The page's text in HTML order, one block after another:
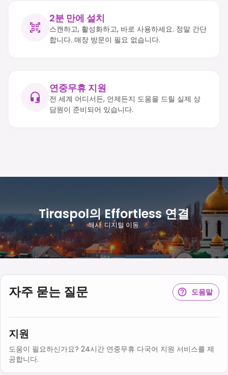
2분 만에 설치
스캔하고, 활성화하고, 바로 사용하세요. 정말 간단
합니다. 매장 방문이 필요 없습니다.
연중무휴 지원
전 세계 어디서든, 언제든지 도움을 드릴 실제 상
담원이 준비되어 있습니다.
Tiraspol의 Effortless 연결
해시. 디지털 이동.
자주 묻는 질문 도움말
지원
도움이 필요하신가요? 24시간 연중무휴 다국어 지원 서비스를 제
공합니다.